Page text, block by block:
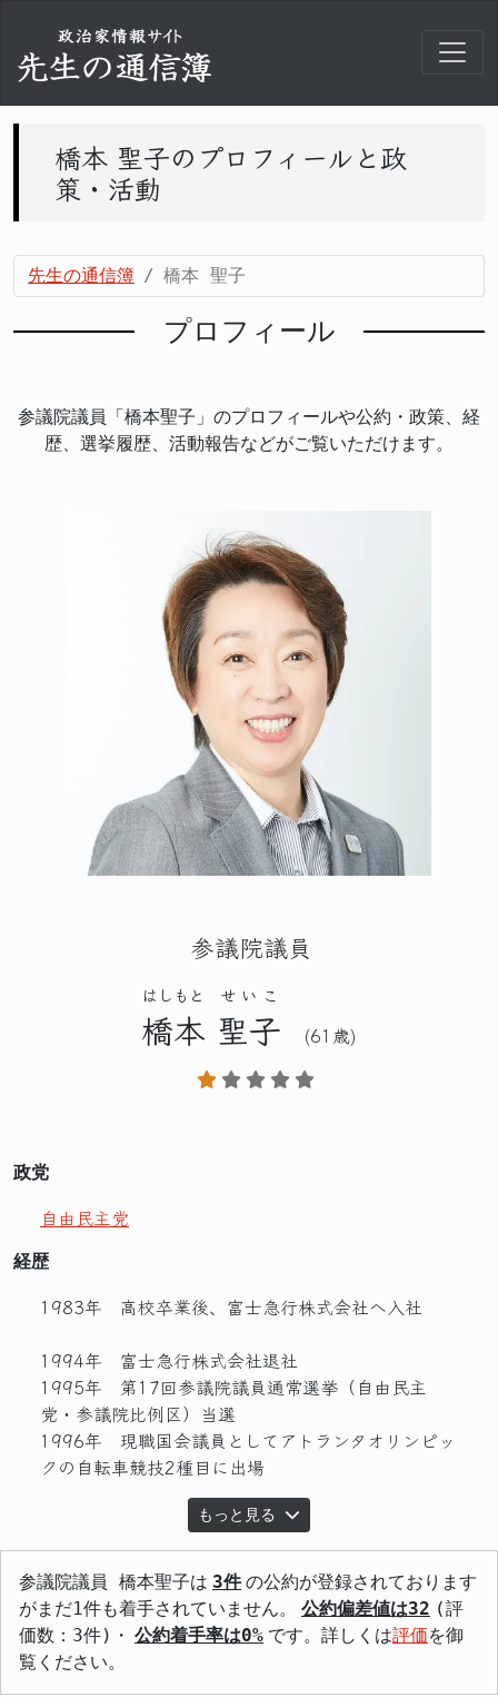
橋本 聖子のプロフィールと政
策・活動
先生の通信簿 橋本 聖子
プロフィール
参議院議員「橋本聖子」のプロフィールや公約・政策、経
歴、選挙履歴、活動報告などがご覧いただけます。
参議院議員
橋本
はしもと
聖子
せいこ
(61歳)
政党
自由民主党
経歴
1983年 高校卒業後、富士急行株式会社へ入社
1994年 富士急行株式会社退社
1995年 第17回参議院議員通常選挙（自由民主
党・参議院比例区）当選
1996年 現職国会議員としてアトランタオリンピッ
クの自転車競技2種目に出場
もっと見る
参議院議員 橋本聖子は 3件 の公約が登録されております
がまだ1件も着手されていません。
公約偏差値は32 (評
価数：3件)・ 公約着手率は0% です。詳しくは評価を御
覧ください。